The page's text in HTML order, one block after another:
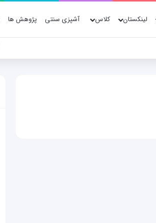
لینکستان کلاس آشپزی سنتی پژوهش ها